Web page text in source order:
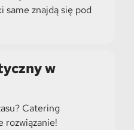
same znajdą się pod
w
Catering
rozwiązanie!